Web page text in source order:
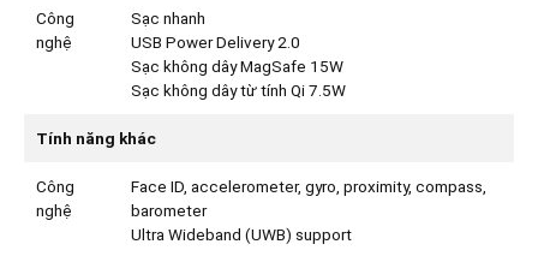
Công
nghệ
Sạc nhanh
USB Power Delivery 2.0
Sạc không dây MagSafe 15W
Sạc không dây từ tính Qi 7.5W
Tính năng khác
Công
nghệ
Face ID, accelerometer, gyro, proximity, compass,
barometer
Ultra Wideband (UWB) support